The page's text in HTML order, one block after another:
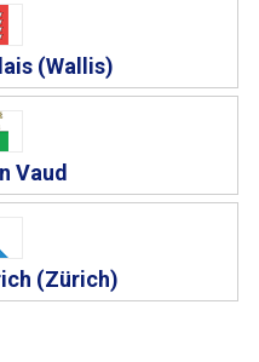
(Wallis)
Vaud
(Zürich)